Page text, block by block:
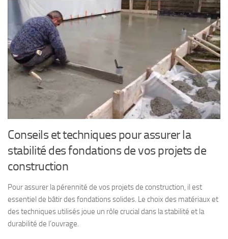
Conseils et techniques pour assurer la
stabilité des fondations de vos projets de
construction
Pour assurer la pérennité de vos projets de construction, il est
essentiel de bâtir des fondations solides. Le choix des matériaux et
des techniques utilisés joue un rôle crucial dans la stabilité et la
durabilité de l’ouvrage.